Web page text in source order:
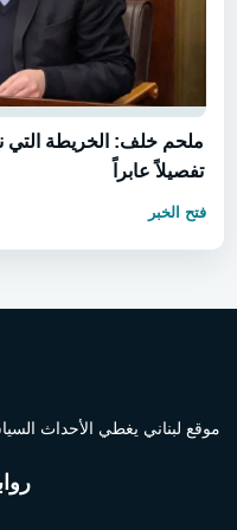
ملحم خلف: الخريطة التي
تفصيلاً عابراً
فتح الخبر
موقع لبناني يغطي الأحداث